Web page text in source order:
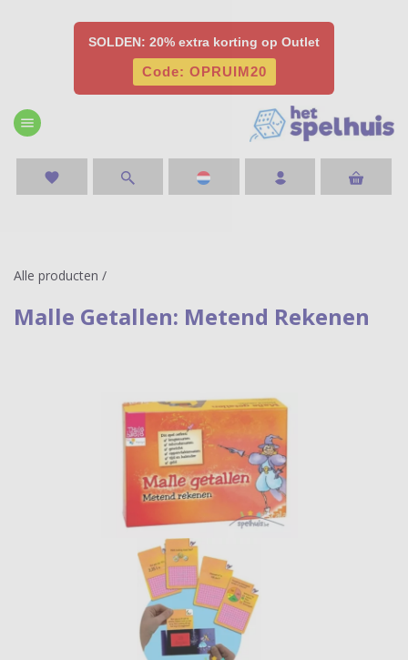
SOLDEN: 20% extra korting op Outlet
Code: OPRUIM20
menu
favorite
Alle producten /
Malle Getallen: Metend Rekenen